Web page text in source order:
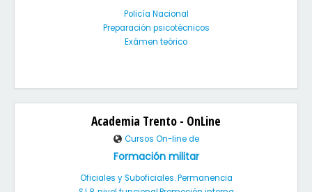
Policía Nacional
Preparación psicotécnicos
Exámen teórico
Academia Trento - OnLine
Cursos On-line de
Formación militar
Oficiales y Suboficiales. Permanencia